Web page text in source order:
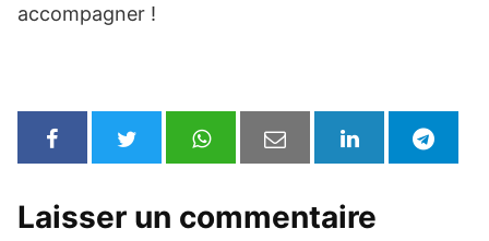
accompagner !
Laisser un commentaire